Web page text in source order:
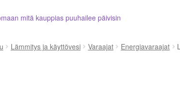
mitä kauppias puuhailee päivisin
Lämmitys ja käyttövesi Varaajat Energiavaraajat